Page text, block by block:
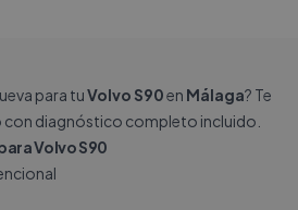
para tuVolvo S90en Málaga? Te
con diagnóstico completo incluido.
Volvo S90